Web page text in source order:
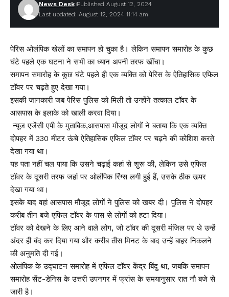
Last updated: August 12, 2024 11:14 am
News Desk Published August 12, 2024
पेरिस ओलंपिक खेलों का समापन हो चुका है। लेकिन समापन समारोह के कुछ
घंटे पहले एक घटना ने सभी का ध्यान अपनी तरफ खींचा।
समापन समारोह के कुछ घंटे पहले ही एक व्यक्ति को पेरिस के ऐतिहासिक एफिल
टॉवर पर चढ़ते हुए देखा गया।
इसकी जानकारी जब पेरिस पुलिस को मिली तो उन्होंने तत्काल टॉवर के
आसपास के इलाके को खाली करवा दिया।
न्यूज एजेंसी एपी के मुताबिक,आसपास मौजूद लोगों ने बताया कि एक व्यक्ति
दोपहर में 330 मीटर ऊंचे ऐतिहासिक एफिल टॉवर पर चढ़ने की कोशिश करते
देखा गया था।
यह पता नहीं चल पाया कि उसने चढ़ाई कहां से शुरू की, लेकिन उसे एफिल
टॉवर के दूसरी तरफ जहां पर ओलंपिक रिंग्स लगी हुई हैं, उसके ठीक ऊपर
देखा गया था।
इसके बाद वहां आसपास मौजूद लोगों ने पुलिस को खबर दी। पुलिस ने दोपहर
करीब तीन बजे एफिल टॉवर के पास से लोगों को हटा दिया।
टॉवर को देखने के लिए आने वाले लोग, जो टॉवर की दूसरी मंजिल पर थे उन्हें
अंदर ही बंद कर दिया गया और करीब तीस मिनट के बाद उन्हें बाहर निकलने
की अनुमति दी गई।
ओलंपिक के उद्घाटन समारोह में एफिल टॉवर केंद्र बिंदु था, जबकि समापन
समारोह सेंट-डेनिस के उत्तरी उपनगर में फ्रांस के समयानुसार रात नौ बजे से
जारी है।